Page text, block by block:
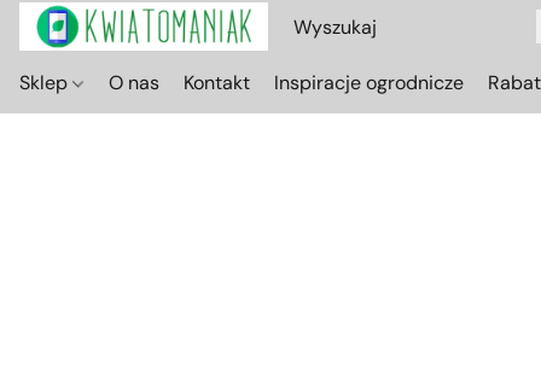
Sklep O nas Kontakt Inspiracje ogrodnicze